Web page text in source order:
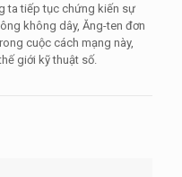
ta tiếp tục chứng kiến ​​sự
không dây, Ăng-ten đơn
cuộc cách mạng này,
giới kỹ thuật số.